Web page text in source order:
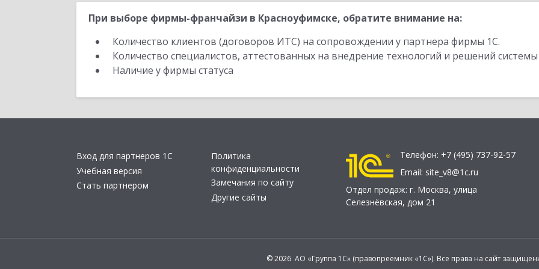
При выборе фирмы-франчайзи в Красноуфимске, обратите внимание на:
Количество клиентов (договоров ИТС) на сопровождении у партнера фирмы 1С.
Количество специалистов, аттестованных на внедрение технологий и решений
Наличие у фирмы статуса
Вход для партнеров 1С
Учебная версия
Стать партнером
Политика
конфиденциальности
Замечания по сайту
Другие сайты
Телефон: +7 (495) 737-92-57
Email: site_v8@1c.ru
Отдел продаж: г. Москва, улица
Селезнёвская, дом 21
© 2026 АО «Группа 1С» (правопреемник «1С»). Все права на сайт